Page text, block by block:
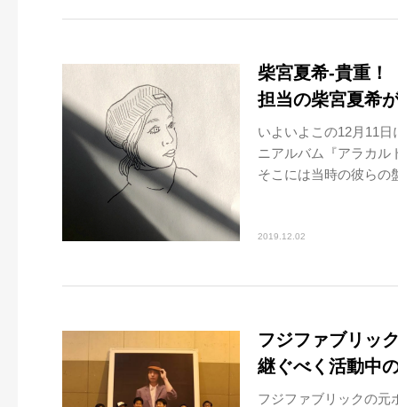
柴宮夏希-貴重
担当の柴宮夏希
いよいよこの12月11
ニアルバム『アラカル
そこには当時の彼らの
2019.12.02
フジファブリッ
継ぐべく活動中
フジファブリックの元